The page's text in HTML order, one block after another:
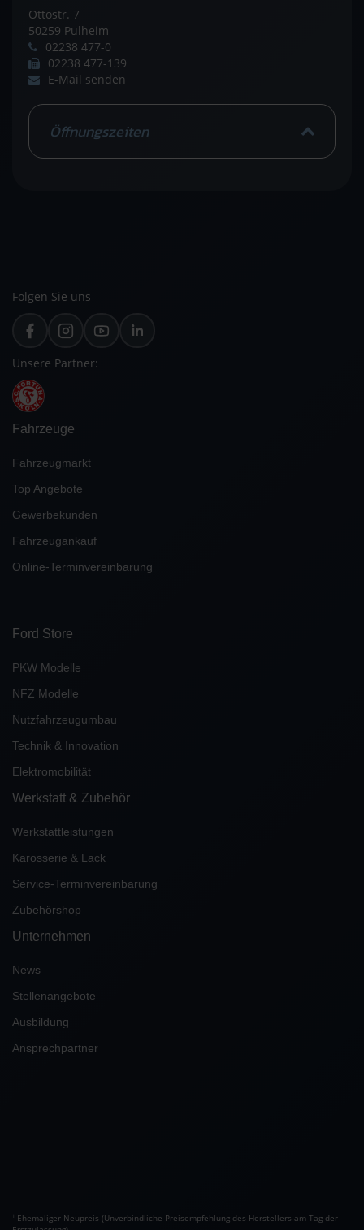
Ottostr. 7
50259 Pulheim
02238 477-0
02238 477-139
E-Mail senden
Öffnungszeiten
Folgen Sie uns
Unsere Partner:
Fahrzeuge
Fahrzeugmarkt
Top Angebote
Gewerbekunden
Fahrzeugankauf
Online-Terminvereinbarung
Ford Store
PKW Modelle
NFZ Modelle
Nutzfahrzeugumbau
Technik & Innovation
Elektromobilität
Werkstatt & Zubehör
Werkstattleistungen
Karosserie & Lack
Service-Terminvereinbarung
Zubehörshop
Unternehmen
News
Stellenangebote
Ausbildung
Ansprechpartner
1 Ehemaliger Neupreis (Unverbindliche Preisempfehlung des Herstellers am Tag der